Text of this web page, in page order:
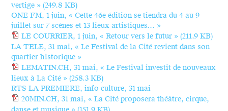
vertige »(249.8 KB)
ONE FM, 1 juin, « Cette 46e édition se tiendra du 4 au 9
juillet sur 7 scènes et 13 lieux artistiques… »
LE COURRIER, 1 juin, « Retour vers le futur »(211.9 KB)
LA TELE, 31 mai, « Le Festival de la Cité revient dans son
quartier historique »
LEMATIN.CH, 31 mai, « Le Festival investit de nouveaux
lieux à La Cité »(258.3 KB)
RTS LA PREMIERE, info culture, 31 mai
20MIN.CH, 31 mai, « La Cité proposera théâtre, cirque,